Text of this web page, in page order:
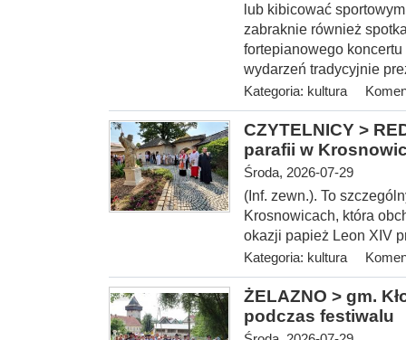
lub kibicować
zabraknie również
fortepianowego
wydarzeń tradycyjnie
Kategoria: kultura
CZYTELNICY >
parafii w
Środa, 2026-07-29
(Inf. zewn.). To
Krosnowicach, która
okazji papież Leon XIV
Kategoria: kultura
ŻELAZNO > gm.
podczas festiwalu